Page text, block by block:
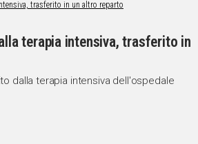
terapia intensiva, trasferito in
dalla terapia intensiva dell'ospedale